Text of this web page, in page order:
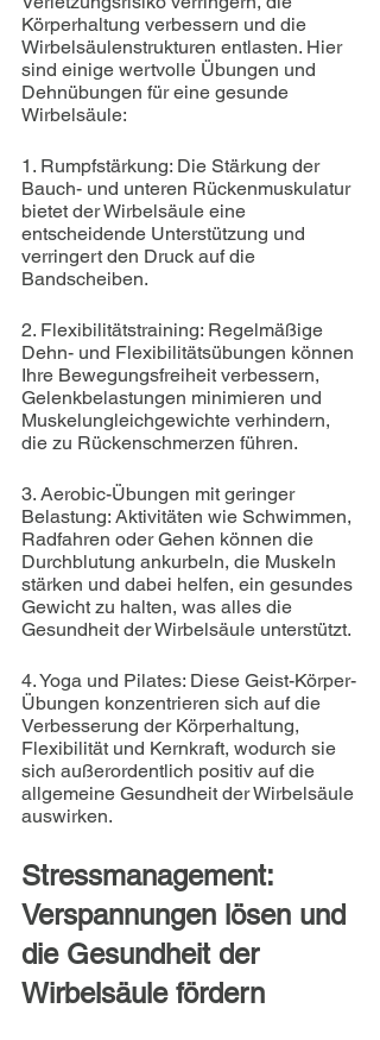
Körperhaltung verbessern und die
Wirbelsäulenstrukturen entlasten. Hier
sind einige wertvolle Übungen und
Dehnübungen für eine gesunde
Wirbelsäule:
1. Rumpfstärkung: Die Stärkung der
Bauch- und unteren Rückenmuskulatur
bietet der Wirbelsäule eine
entscheidende Unterstützung und
verringert den Druck auf die
Bandscheiben.
2. Flexibilitätstraining: Regelmäßige
Dehn- und Flexibilitätsübungen können
Ihre Bewegungsfreiheit verbessern,
Gelenkbelastungen minimieren und
Muskelungleichgewichte verhindern,
die zu Rückenschmerzen führen.
3. Aerobic-Übungen mit geringer
Belastung: Aktivitäten wie Schwimmen,
Radfahren oder Gehen können die
Durchblutung ankurbeln, die Muskeln
stärken und dabei helfen, ein gesundes
Gewicht zu halten, was alles die
Gesundheit der Wirbelsäule unterstützt.
4. Yoga und Pilates: Diese Geist-Körper-
Übungen konzentrieren sich auf die
Verbesserung der Körperhaltung,
Flexibilität und Kernkraft, wodurch sie
sich außerordentlich positiv auf die
allgemeine Gesundheit der Wirbelsäule
auswirken.
Stressmanagement:
Verspannungen lösen und
die Gesundheit der
Wirbelsäule fördern